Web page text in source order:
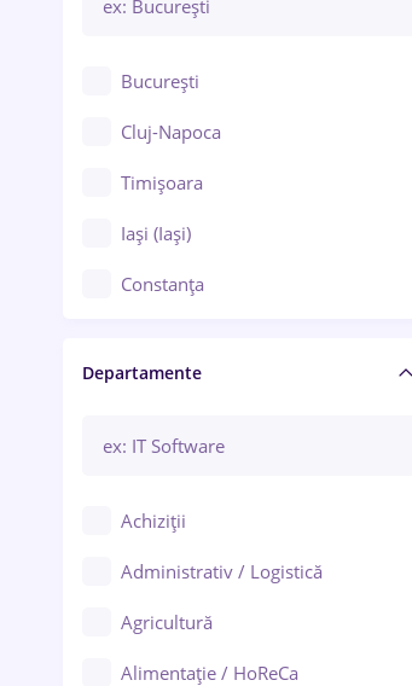
București
Cluj-Napoca
Timișoara
Iași (Iași)
Constanța
Brașov
Bacău
Galați (Galați)
Ploiești
Departamente
Achiziții
Administrativ / Logistică
Agricultură
Alimentație / HoReCa